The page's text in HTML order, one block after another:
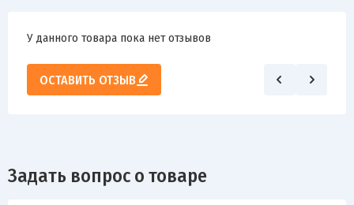
У данного товара пока нет отзывов
ОСТАВИТЬ ОТЗЫВ
Задать вопрос о товаре